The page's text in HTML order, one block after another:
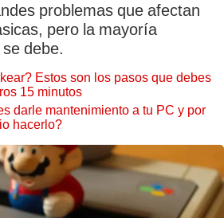
problemas que afectan
pero la mayoría
debe.
Estos son los pasos que debes
15 minutos
darle mantenimiento a tu PC y por
hacerlo?